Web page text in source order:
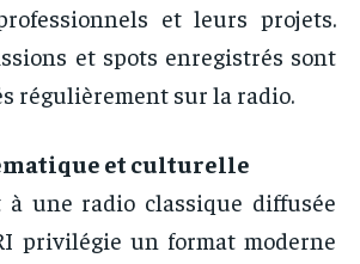
et leurs projets.
et spots enregistrés sont
régulièrement sur la radio.
et culturelle
à une radio classique diffusée
privilégie un format moderne